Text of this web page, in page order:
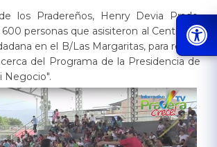
los Pradereños, Henry Devia Prado,
personas que asisiteron al Centro de
en el B/Las Margaritas, para recibir
del Programa de la Presidencia de
Negocio".